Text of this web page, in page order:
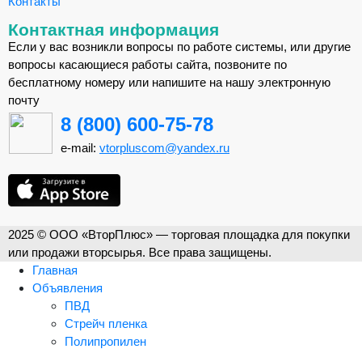
Контактная информация
Если у вас возникли вопросы по работе системы, или другие
вопросы касающиеся работы сайта, позвоните по
бесплатному номеру или напишите на нашу электронную
почту
8 (800) 600-75-78
e-mail: vtorpluscom@yandex.ru
2025 © ООО «ВторПлюс» — торговая площадка для покупки
или продажи вторсырья. Все права защищены.
Главная
Объявления
ПВД
Стрейч пленка
Полипропилен